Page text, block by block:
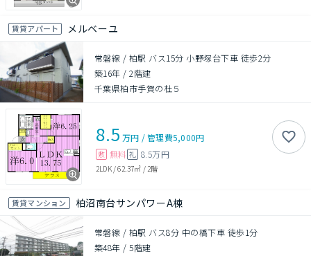
賃貸アパート メルベーユ
常磐線 / 柏駅 バス15分 小野塚台下車 徒歩2分
築16年 /2階建
千葉県柏市手賀の杜５
8.5 万円 /管理費5,000円
敷 無料 礼 8.5万円
2LDK/62.37㎡ / 2階
賃貸マンション 柏沼南台サンパワーA棟
常磐線 / 柏駅 バス8分 中の橋下車 徒歩1分
築48年 /5階建